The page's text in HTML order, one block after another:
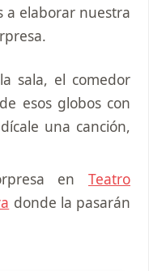
a elaborar nuestra
sala, el comedor
esos globos con
una canción,
en Teatro
donde la pasarán